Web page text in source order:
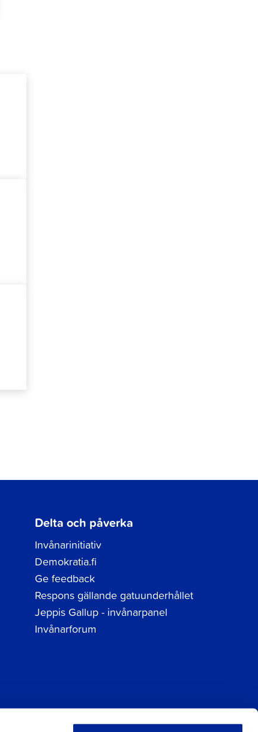
Delta och påverka
Invånarinitiativ
Demokratia.fi
Ge feedback
Respons gällande gatuunderhållet
Jeppis Gallup - invånarpanel
Invånarforum